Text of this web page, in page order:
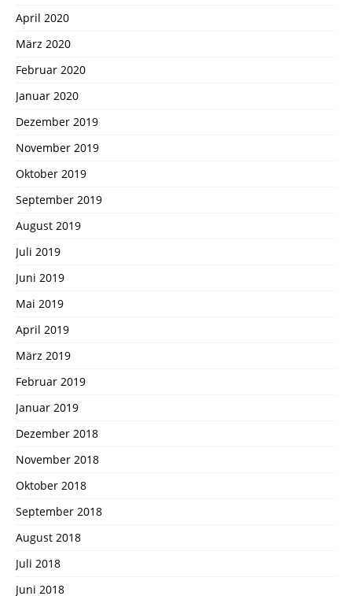
April 2020
März 2020
Februar 2020
Januar 2020
Dezember 2019
November 2019
Oktober 2019
September 2019
August 2019
Juli 2019
Juni 2019
Mai 2019
April 2019
März 2019
Februar 2019
Januar 2019
Dezember 2018
November 2018
Oktober 2018
September 2018
August 2018
Juli 2018
Juni 2018